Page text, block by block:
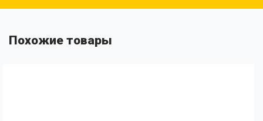
Похожие товары